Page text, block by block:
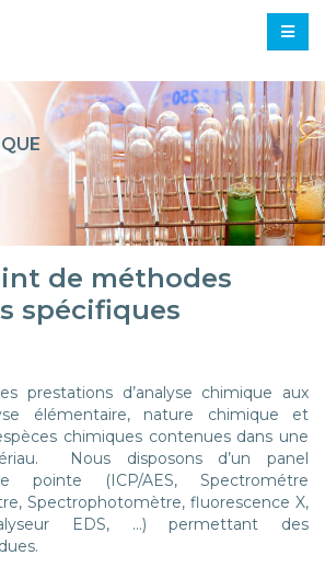
de méthodes
spécifiques
prestations d’analyse chimique aux
élémentaire, nature chimique et
chimiques contenues dans une
Nous disposons d’un panel
pointe (ICP/AES, Spectrométre
Spectrophotomètre, fluorescence X,
EDS, …) permettant des